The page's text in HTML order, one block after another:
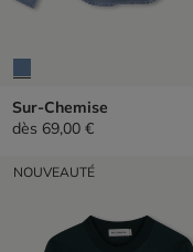
Sur-Chemise
dès 69,00 €
NOUVEAUTÉ